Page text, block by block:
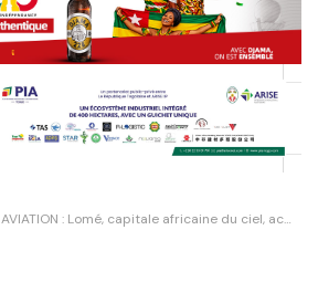
AVIATION : Lomé, capitale africaine du ciel, accueille la première Convention du transport aérien du 15 au 19 juin 2026